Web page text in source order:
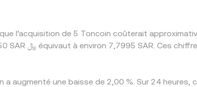
l’acquisition de 5 Toncoin coûterait
augmenté une baisse de 2,00 %. Sur 24 heures,